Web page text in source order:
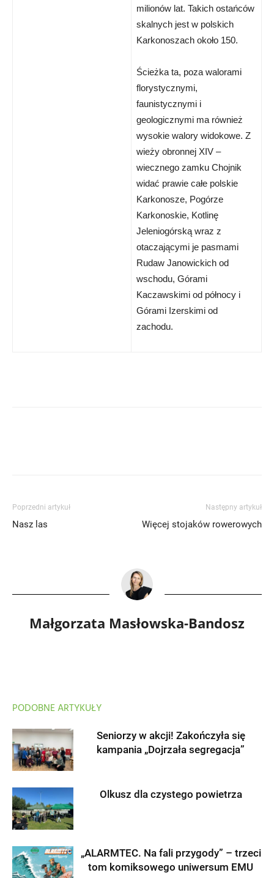
milionów lat. Takich ostańców
skalnych jest w polskich
Karkonoszach około 150.
Ścieżka ta, poza walorami
florystycznymi,
faunistycznymi i
geologicznymi ma również
wysokie walory widokowe. Z
wieży obronnej XIV –
wiecznego zamku Chojnik
widać prawie całe polskie
Karkonosze, Pogórze
Karkonoskie, Kotlinę
Jeleniogórską wraz z
otaczającymi je pasmami
Rudaw Janowickich od
wschodu, Górami
Kaczawskimi od północy i
Górami Izerskimi od
zachodu.
Poprzedni artykuł
Nasz las
Następny artykuł
Więcej stojaków rowerowych
Małgorzata Masłowska-Bandosz
PODOBNE ARTYKUŁY
Seniorzy w akcji! Zakończyła się
kampania „Dojrzała segregacja”
Olkusz dla czystego powietrza
„ALARMTEC. Na fali przygody” – trzeci
tom komiksowego uniwersum EMU